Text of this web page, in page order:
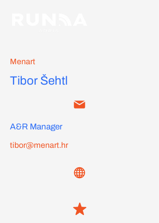
Menart
Tibor Šehtl
A&R Manager
tibor@menart.hr